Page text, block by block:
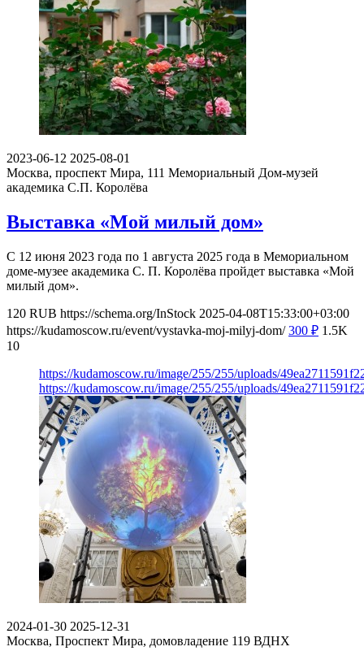
2023-06-12 2025-08-01
Москва, проспект Мира, 111 Мемориальный Дом-музей
академика С.П. Королёва
Выставка «Мой милый дом»
С 12 июня 2023 года по 1 августа 2025 года в Мемориальном
доме-музее академика С. П. Королёва пройдет выставка «Мой
милый дом».
120 RUB https://schema.org/InStock 2025-04-08T15:33:00+03:00
https://kudamoscow.ru/event/vystavka-moj-milyj-dom/ 300 ₽ 1.5K
10
https://kudamoscow.ru/image/255/255/uploads/
https://kudamoscow.ru/image/255/255/uploads/
2024-01-30 2025-12-31
Москва, Проспект Мира, домовладение 119 ВДНХ